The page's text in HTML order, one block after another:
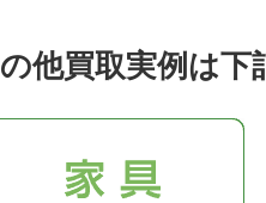
他買取実例は下